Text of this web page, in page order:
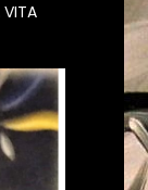
VITA